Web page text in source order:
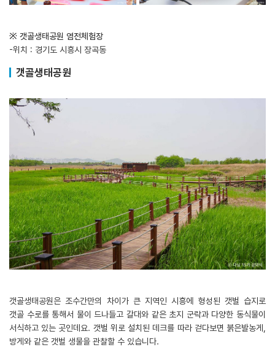
※ 갯골생태공원 염전체험장
-위치 : 경기도 시흥시 장곡동
갯골생태공원
갯골생태공원은 조수간만의 차이가 큰 지역인 시흥에 형성된 갯벌 습지로
갯골 수로를 통해서 물이 드나들고 갈대와 같은 초지 군락과 다양한 동식물이
서식하고 있는 곳인데요. 갯벌 위로 설치된 데크를 따라 걷다보면 붉은발농게,
방게와 같은 갯벌 생물을 관찰할 수 있습니다.